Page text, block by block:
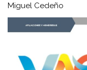
Miguel Cedeño